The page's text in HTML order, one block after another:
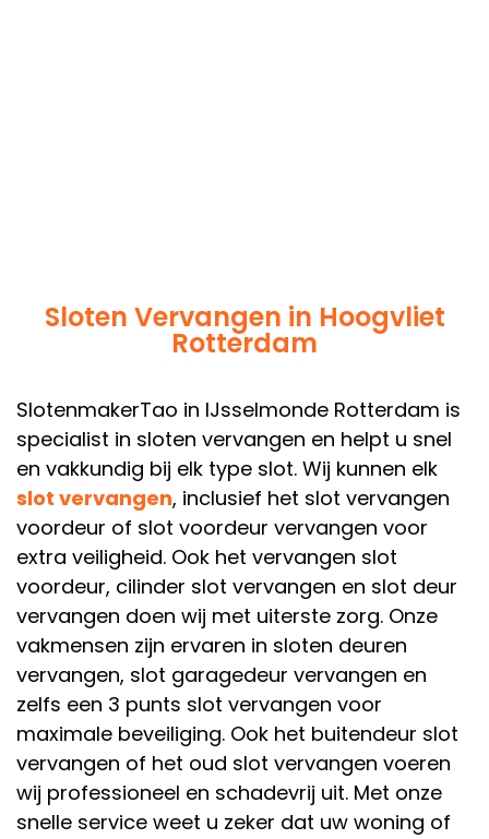
Sloten Vervangen in Hoogvliet
Rotterdam
SlotenmakerTao in IJsselmonde Rotterdam is
specialist in sloten vervangen en helpt u snel
en vakkundig bij elk type slot. Wij kunnen elk
slot vervangen, inclusief het slot vervangen
voordeur of slot voordeur vervangen voor
extra veiligheid. Ook het vervangen slot
voordeur, cilinder slot vervangen en slot deur
vervangen doen wij met uiterste zorg. Onze
vakmensen zijn ervaren in sloten deuren
vervangen, slot garagedeur vervangen en
zelfs een 3 punts slot vervangen voor
maximale beveiliging. Ook het buitendeur slot
vervangen of het oud slot vervangen voeren
wij professioneel en schadevrij uit. Met onze
snelle service weet u zeker dat uw woning of